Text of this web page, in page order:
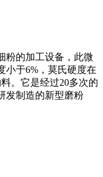
粉的加工设备，此微
小于6%，莫氏硬度在
。它是经过20多次的
发制造的新型磨粉